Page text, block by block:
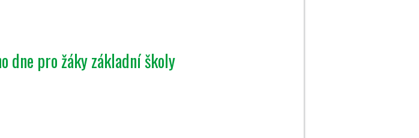
dne pro žáky základní školy